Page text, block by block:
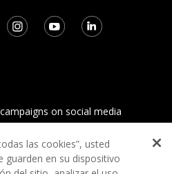
on social media
las cookies”, usted
guarden en su dispositivo